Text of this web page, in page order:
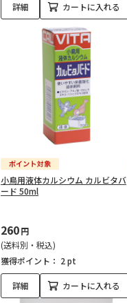
詳細 カートに入れる
小鳥用液体カルシウム カルビタバ
ード 50ml
260円
(送料別・税込)
獲得ポイント： 2 pt
詳細 カートに入れる